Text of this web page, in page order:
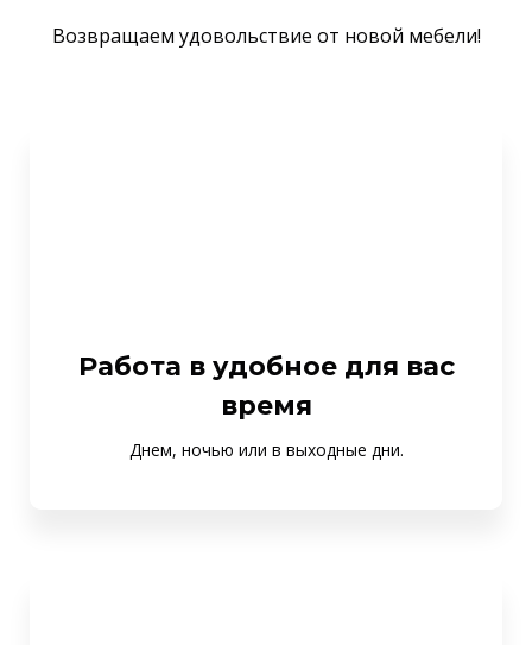
Возвращаем удовольствие от новой мебели!
Работа в удобное для вас
время
Днем, ночью или в выходные дни.